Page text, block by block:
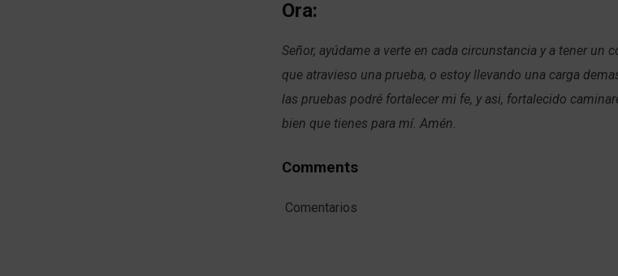
Ora:
Señor, ayúdame a verte en cada circunstancia y a tener un
que atravieso una prueba, o estoy llevando una carga
las pruebas podré fortalecer mi fe, y asi, fortalecido
bien que tienes para mí. Amén.
Comments
Comentarios